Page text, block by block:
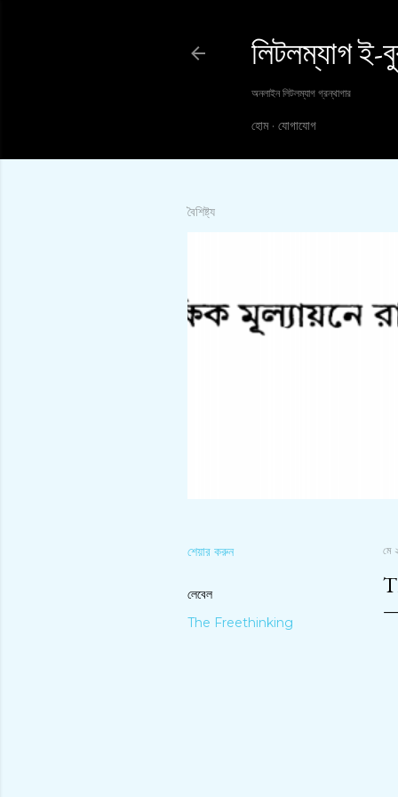
লিটলম্যাগ ই-
অনলাইন লিটলম্যাগ গ্রন্থাগার
হোম যোগাযোগ
বৈশিষ্ট্য
শেয়ার করুন
লেবেল
The Freethinking
মে